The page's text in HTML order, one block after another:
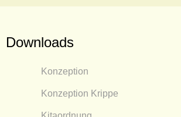
Downloads
Konzeption
Konzeption Krippe